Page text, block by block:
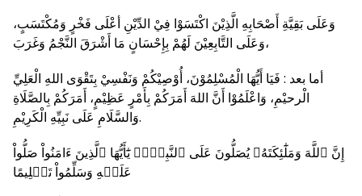
وَعَلَى بَقِيَّةِ أَصْحَابِهِ الَّذِيْنَ اكْتَسَوْا فِيْ الدِّيْنِ أعْلَى فَخْرٍ وَمُكْتَسَبٍ،
وَعَلَى التَّابِعِيْنَ لَهُمْ بِإِحْسَانٍ مَا أَشْرَقَ النَّجْمُ وَغَرَبَ،
أما بعد : فَيَا أَيُّهَا الْمُسْلِمُوْنَ، أُوْصِيْكُمْ وَنَفْسِيْ بِتَقْوَى اللهِ الْعَلِيِّ
الْرحيْمِ، وَاعْلَمُوْا أَنَّ اللهَ أَمَرَكُمْ بِأَمْرٍ عَظِيْمٍ، أَمَرَكُمْ بِالصَّلَاةِ
وَالسَّلَامِ عَلَى نَبِيِّهِ الْكَرِيْمِ.
إِنَّ ٱللَّهَ وَمَلَٰٓئِكَتَهُۥ يُصَلُّونَ عَلَى ٱلنَّبِيِّۚ يَٰٓأَيُّهَا ٱلَّذِينَ ءَامَنُواْ صَلُّواْ
عَلَيۡهِ وَسَلِّمُواْ تَسۡلِيمًا